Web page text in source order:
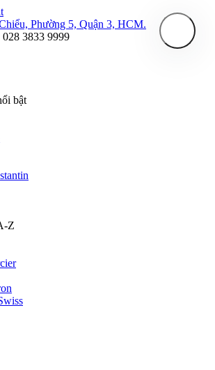
Phường 5, Quận 3, HCM.
3833 9999
bật
Z